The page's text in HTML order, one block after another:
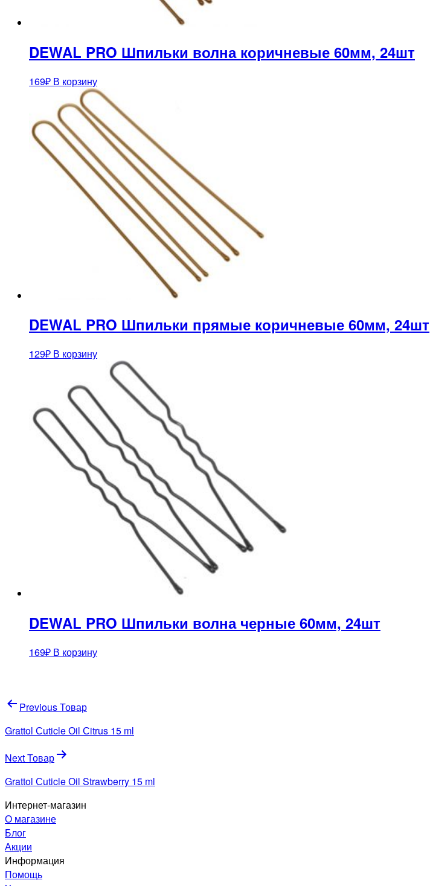
DEWAL PRO Шпильки волна коричневые 60мм, 24шт
169₽ В корзину
DEWAL PRO Шпильки прямые коричневые 60мм, 24шт
129₽ В корзину
DEWAL PRO Шпильки волна черные 60мм, 24шт
169₽ В корзину
Навигация
по
записям
Previous Товар
Grattol Сuticle Оil Сitrus 15 ml
Next Товар
Grattol Сuticle Оil Strawberry 15 ml
Интернет-магазин
О магазине
Блог
Акции
Информация
Помощь